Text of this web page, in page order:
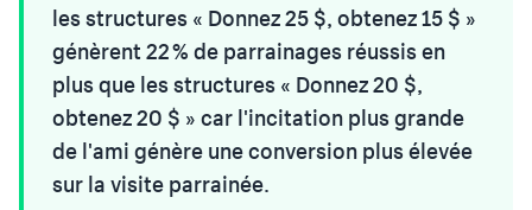
les structures « Donnez 25 $, obtenez 15 $ »
génèrent 22 % de parrainages réussis en
plus que les structures « Donnez 20 $,
obtenez 20 $ » car l'incitation plus grande
de l'ami génère une conversion plus élevée
sur la visite parrainée.